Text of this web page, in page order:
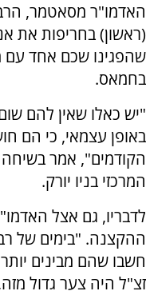
האדמו"ר מסאטמר, הרב
(ראשון) בחריפות את
שהפגינו שכם אחד עם
בחמאס.
"יש כאלו שאין להם
באופן עצמאי, כי הם
הקודמים", אמר בשיחה
המרכזי בניו יורק.
לדבריו, גם אצל
ההקצנה. "בימים של
חשבו שהם מבינים
זצ"ל היה צער גדול